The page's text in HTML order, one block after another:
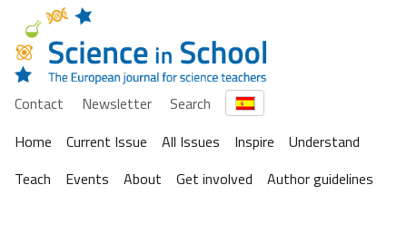
Contact Newsletter
Search
Home
Current Issue All Issues Inspire
Understand
Teach
Events About Get involved Author guidelines